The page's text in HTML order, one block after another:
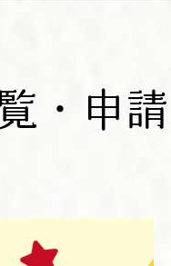
・申請